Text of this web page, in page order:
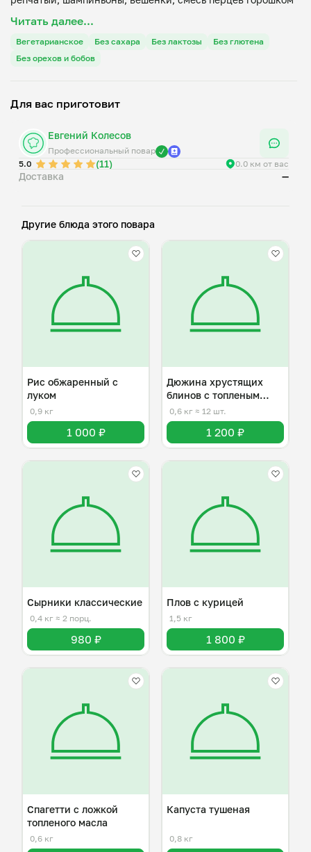
Читать далее...
Вегетарианское Без сахара Без лактозы
Без глютена
Без орехов и бобов
Для вас приготовит
Евгений Колесов
Профессиональный повар
5.0
(11) 0.0 км от вас
Доставка —
Другие блюда этого повара
Рис обжаренный с
луком
0,9 кг
1 000 ₽
Дюжина хрустящих
блинов с топленым
маслом
0,6 кг ≈ 12 шт.
1 200 ₽
Сырники классические
0,4 кг ≈ 2 порц.
980 ₽
Плов с курицей
1,5 кг
1 800 ₽
Спагетти с ложкой
топленого масла
0,6 кг
Капуста тушеная
0,8 кг